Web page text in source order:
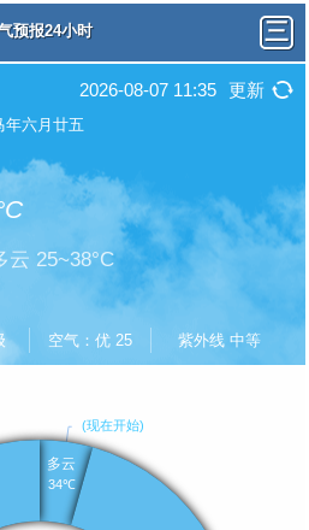
预报24小时
2026-08-07 11:35 更新
六月廿五
云 25~38°C
空气：优 25 紫外线 中等